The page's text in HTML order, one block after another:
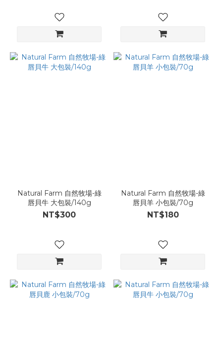
Natural Farm 自然牧場-綠
唇貝牛 大包裝/140g
NT$300
Natural Farm 自然牧場-綠
唇貝羊 小包裝/70g
NT$180